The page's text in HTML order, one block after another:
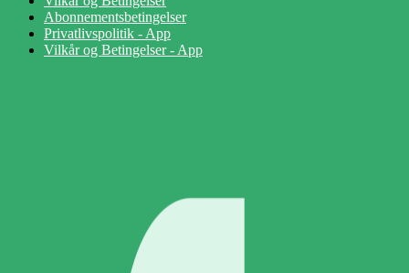
Abonnementsbetingelser
Privatlivspolitik - App
Vilkår og Betingelser - App